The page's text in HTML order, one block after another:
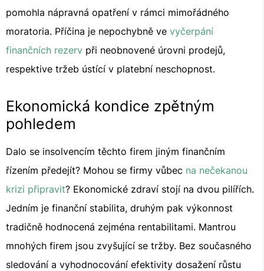
pomohla nápravná opatření v rámci mimořádného
moratoria. Příčina je nepochybně ve vyčerpání
finančních rezerv při neobnovené úrovni prodejů,
respektive tržeb ústící v platební neschopnost.
Ekonomická kondice zpětným
pohledem
Dalo se insolvencím těchto firem jiným finančním
řízením předejít? Mohou se firmy vůbec na nečekanou
krizi připravit? Ekonomické zdraví stojí na dvou pilířích.
Jedním je finanční stabilita, druhým pak výkonnost
tradičně hodnocená zejména rentabilitami. Mantrou
mnohých firem jsou zvyšující se tržby. Bez současného
sledování a vyhodnocování efektivity dosažení růstu